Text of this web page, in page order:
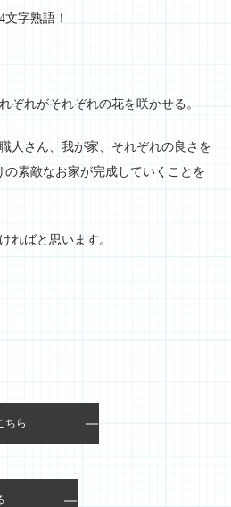
字熟語！
ぞれがそれぞれの花を咲かせる。
人さん、我が家、それぞれの良さを
素敵なお家が完成していくことを
ればと思います。
ちら